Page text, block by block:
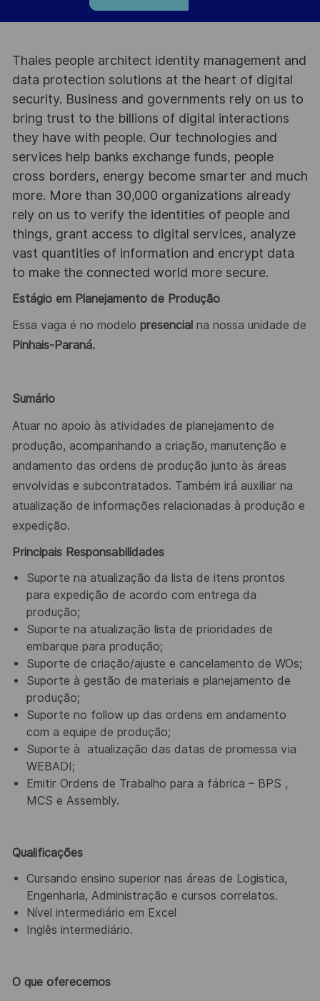
Thales people architect identity management and
data protection solutions at the heart of digital
security. Business and governments rely on us to
bring trust to the billions of digital interactions
they have with people. Our technologies and
services help banks exchange funds, people
cross borders, energy become smarter and much
more. More than 30,000 organizations already
rely on us to verify the identities of people and
things, grant access to digital services, analyze
vast quantities of information and encrypt data
to make the connected world more secure.
Estágio em Planejamento de Produção
Essa vaga é no modelo presencial na nossa unidade de
Pinhais-Paraná.
Sumário
Atuar no apoio às atividades de planejamento de
produção, acompanhando a criação, manutenção e
andamento das ordens de produção junto às áreas
envolvidas e subcontratados. Também irá auxiliar na
atualização de informações relacionadas à produção e
expedição.
Principais Responsabilidades
Suporte na atualização da lista de itens prontos
para expedição de acordo com entrega da
produção;
Suporte na atualização lista de prioridades de
embarque para produção;
Suporte de criação/ajuste e cancelamento de WOs;
Suporte à gestão de materiais e planejamento de
produção;
Suporte no follow up das ordens em andamento
com a equipe de produção;
Suporte à atualização das datas de promessa via
WEBADI;
Emitir Ordens de Trabalho para a fábrica – BPS ,
MCS e Assembly.
Qualificações
Cursando ensino superior nas áreas de Logistica,
Engenharia, Administração e cursos correlatos.
Nível intermediário em Excel
Inglês intermediário.
O que oferecemos